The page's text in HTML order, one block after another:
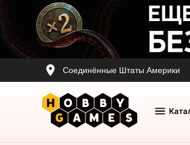
Соединённые Штаты Америки